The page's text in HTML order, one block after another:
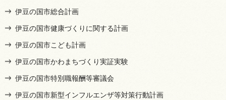
伊豆の国市総合計画
伊豆の国市健康づくりに関する計画
伊豆の国市こども計画
伊豆の国市かわまちづくり実証実験
伊豆の国市特別職報酬等審議会
伊豆の国市新型インフルエンザ等対策行動計画